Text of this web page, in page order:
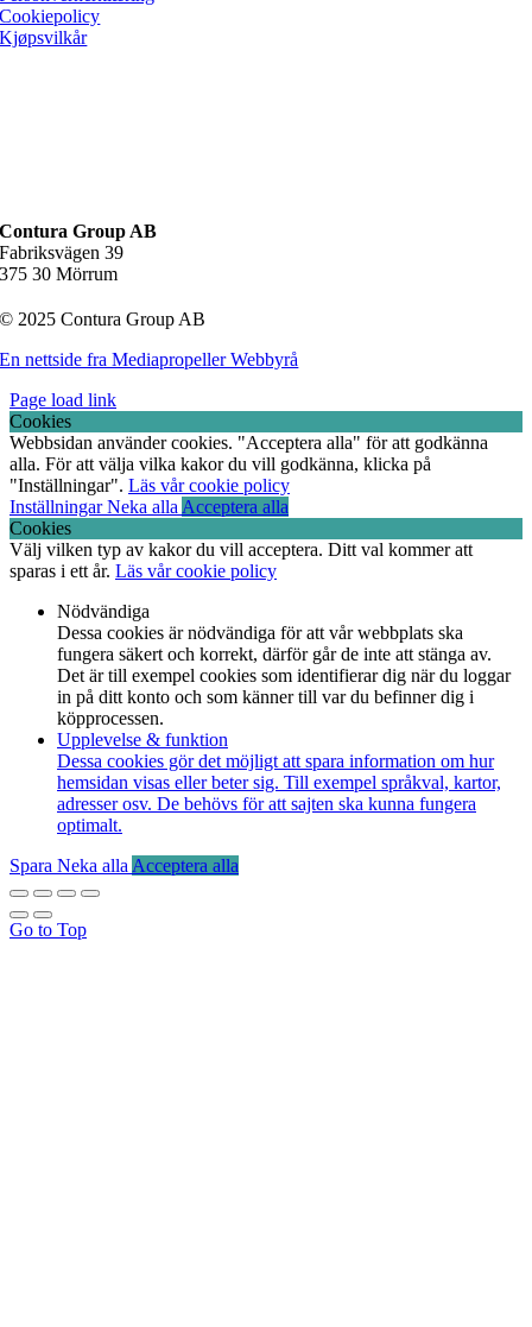
Cookiepolicy
Kjøpsvilkår
Contura Group AB
Fabriksvägen 39
375 30 Mörrum
© 2025 Contura Group AB
En nettside fra Mediapropeller Webbyrå
Page load link
Cookies
Webbsidan använder cookies. "Acceptera alla" för att godkänna
alla. För att välja vilka kakor du vill godkänna, klicka på
"Inställningar". Läs vår cookie policy
InställningarNeka alla Acceptera alla
Cookies
Välj vilken typ av kakor du vill acceptera. Ditt val kommer att
sparas i ett år. Läs vår cookie policy
Nödvändiga
Dessa cookies är nödvändiga för att vår webbplats ska
fungera säkert och korrekt, därför går de inte att stänga av.
Det är till exempel cookies som identifierar dig när du loggar
in på ditt konto och som känner till var du befinner dig i
köpprocessen.
Upplevelse & funktion
Dessa cookies gör det möjligt att spara information om hur
hemsidan visas eller beter sig. Till exempel språkval, kartor,
adresser osv. De behövs för att sajten ska kunna fungera
optimalt.
Spara Neka alla Acceptera alla
Go to Top